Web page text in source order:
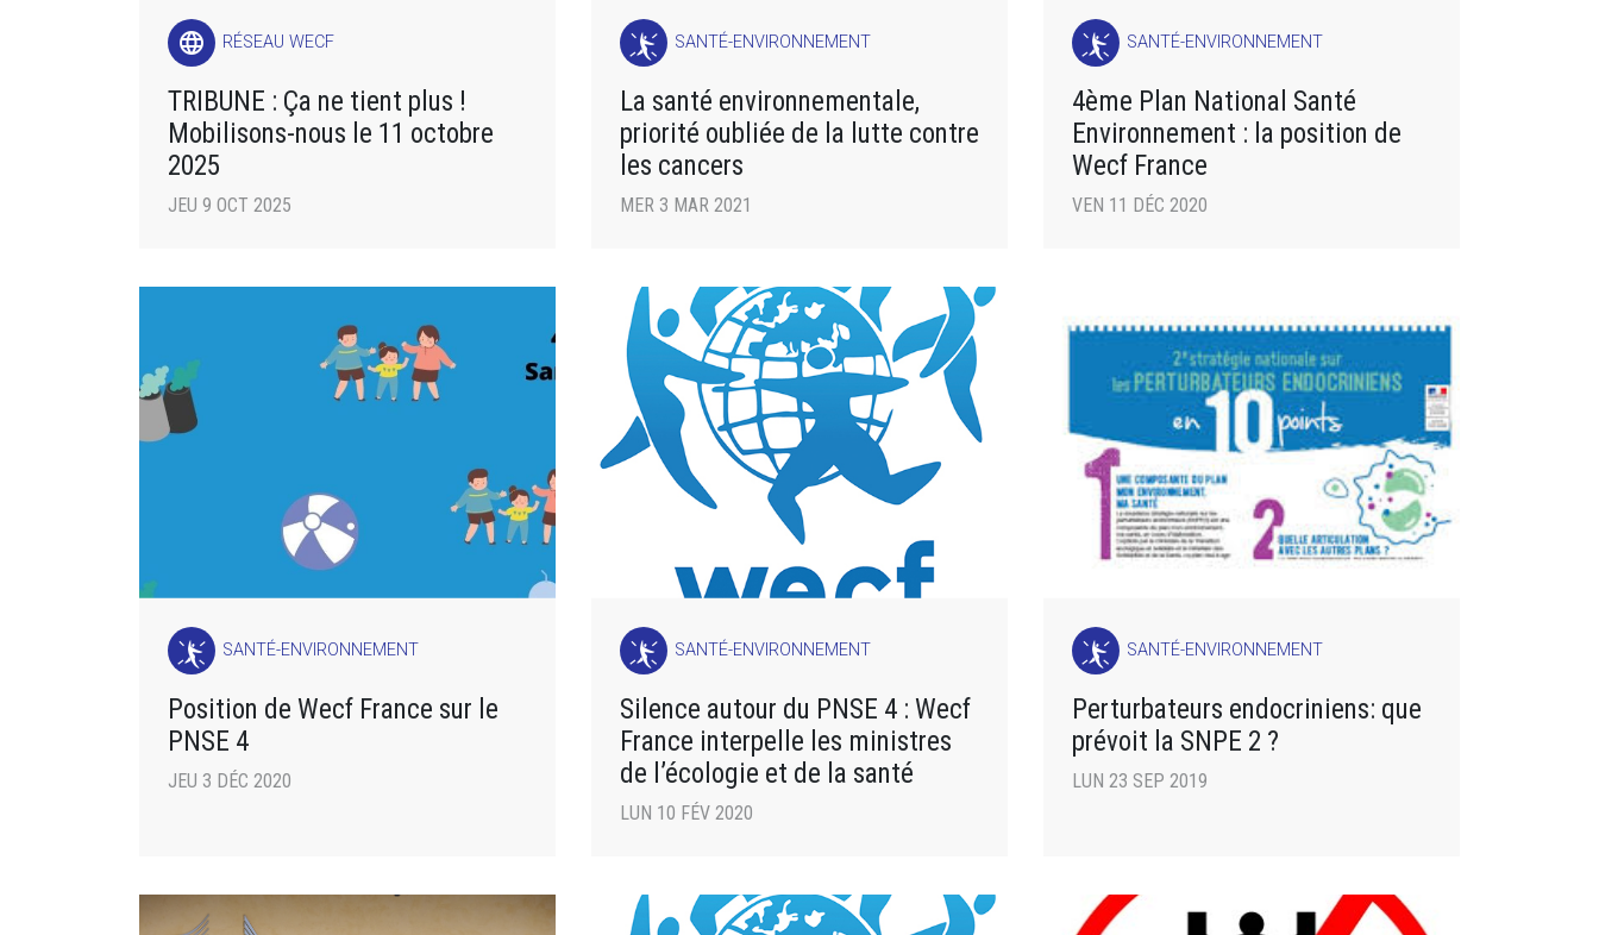
language RÉSEAU WECF
TRIBUNE : Ça ne tient plus !
Mobilisons-nous le 11 octobre
2025
JEU 9 OCT 2025
SANTÉ-ENVIRONNEMENT
La santé environnementale,
priorité oubliée de la lutte contre
les cancers
MER 3 MAR 2021
SANTÉ-ENVIRONNEMENT
4ème Plan National Santé
Environnement : la position de
Wecf France
VEN 11 DÉC 2020
SANTÉ-ENVIRONNEMENT
Position de Wecf France sur le
PNSE 4
JEU 3 DÉC 2020
SANTÉ-ENVIRONNEMENT
Silence autour du PNSE 4 : Wecf
France interpelle les ministres
de l’écologie et de la santé
LUN 10 FÉV 2020
SANTÉ-ENVIRONNEMENT
Perturbateurs endocriniens: que
prévoit la SNPE 2 ?
LUN 23 SEP 2019